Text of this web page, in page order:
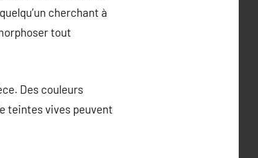
cherchant à
tout
Des couleurs
teintes vives peuvent